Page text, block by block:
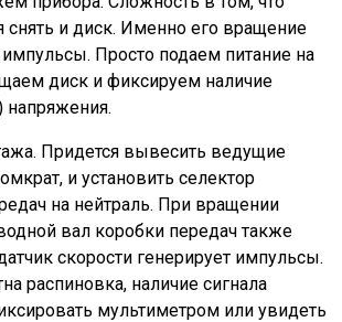
снять и диск. Именно его вращение
импульсы. Просто подаем питание на
диск и фиксируем наличие
напряжения.
Придется вывесить ведущие
и установить селектор
на нейтраль. При вращении
вал коробки передач также
скорости генерирует импульсы.
распиновка, наличие сигнала
мультиметром или увидеть